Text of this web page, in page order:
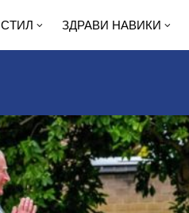
СТИЛ ЗДРАВИ НАВИКИ